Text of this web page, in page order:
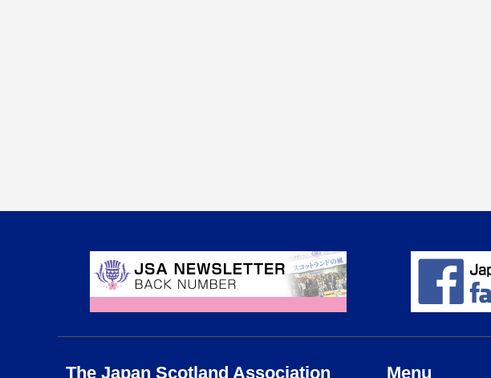
The Japan Scotland Association Menu